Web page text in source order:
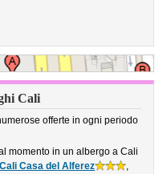
Cali
offerte in ogni periodo
momento in un albergo a Cali
Casa del Alferez
,